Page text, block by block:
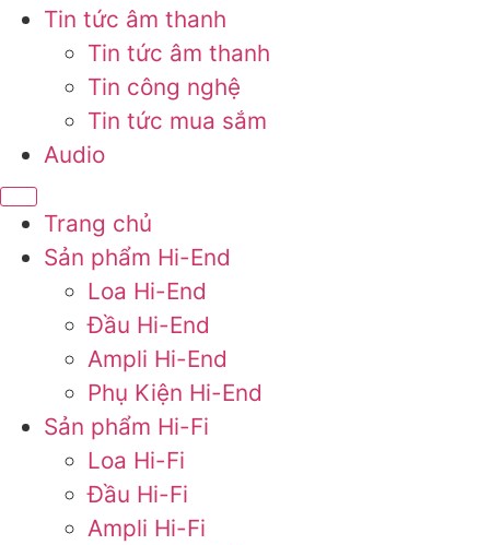
Tin tức âm thanh
Tin tức âm thanh
Tin công nghệ
Tin tức mua sắm
Audio
Trang chủ
Sản phẩm Hi-End
Loa Hi-End
Đầu Hi-End
Ampli Hi-End
Phụ Kiện Hi-End
Sản phẩm Hi-Fi
Loa Hi-Fi
Đầu Hi-Fi
Ampli Hi-Fi